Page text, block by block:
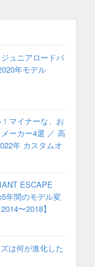
ジュニアロードバ
年モデル
マイナーな、お
ーカー4選 ／ 高
年 カスタムオ
ESCAPE
年間のモデル変
〜2018】
は何が進化した